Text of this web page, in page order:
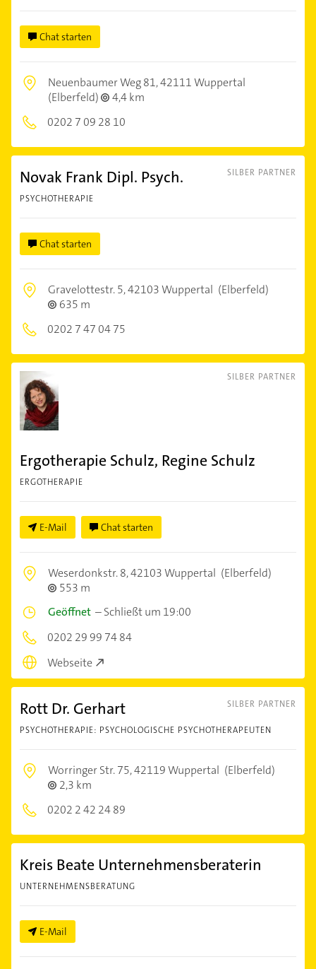
Chat starten
Neuenbaumer Weg 81,42111 Wuppertal
(Elberfeld)
4,4 km
0202 7 09 28 10
SILBER PARTNER
Novak Frank Dipl. Psych.
PSYCHOTHERAPIE
Chat starten
Gravelottestr. 5,42103 Wuppertal (Elberfeld)
635 m
0202 7 47 04 75
SILBER PARTNER
Ergotherapie Schulz, Regine Schulz
ERGOTHERAPIE
E-Mail Chat starten
Weserdonkstr. 8,42103 Wuppertal (Elberfeld)
553 m
Geöffnet –Schließt um 19:00
0202 29 99 74 84
Webseite
SILBER PARTNER
Rott Dr. Gerhart
PSYCHOTHERAPIE: PSYCHOLOGISCHE PSYCHOTHERAPEUTEN
Worringer Str. 75,42119 Wuppertal (Elberfeld)
2,3 km
0202 2 42 24 89
Kreis Beate Unternehmensberaterin
UNTERNEHMENSBERATUNG
E-Mail